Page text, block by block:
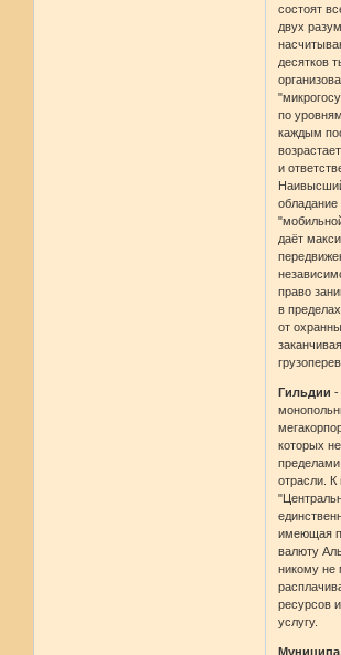
состоят
двух
десятков
по
каждым
и
обладание
даёт
право
в
от
заканчивая
Гильдии -
которых
отрасли. К
имеющая
валюту
никому не
ресурсов
услугу.